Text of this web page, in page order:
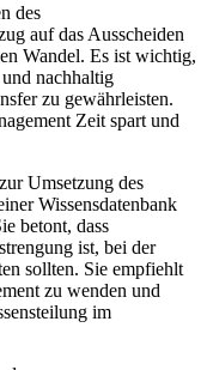
des
auf das Ausscheiden
Wandel. Es ist wichtig,
nachhaltig
zu gewährleisten.
Zeit spart und
Umsetzung des
Wissensdatenbank
betont, dass
ist, bei der
sollten. Sie empfiehlt
zu wenden und
im